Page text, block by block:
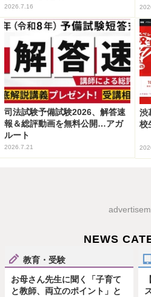
2026.7.16
司法試験予備試験2026、解答速
報＆総評動画を無料公開…アガ
ルート
2026.7.21
渋
校
NEWS
教育・受験
お母さん先生に聞く「子育て
と教師、両立のポイント」と